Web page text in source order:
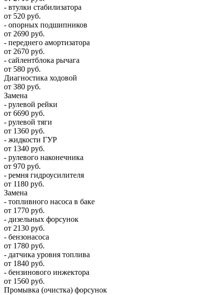
- втулки стабилизатора
от 520 руб.
- опорных подшипников
от 2690 руб.
- переднего амортизатора
от 2670 руб.
- сайлентблока рычага
от 580 руб.
Диагностика ходовой
от 380 руб.
Замена
- рулевой рейки
от 6690 руб.
- рулевой тяги
от 1360 руб.
- жидкости ГУР
от 1340 руб.
- рулевого наконечника
от 970 руб.
- ремня гидроусилителя
от 1180 руб.
Замена
- топливного насоса в баке
от 1770 руб.
- дизельных форсунок
от 2130 руб.
- бензонасоса
от 1780 руб.
- датчика уровня топлива
от 1840 руб.
- бензинового инжектора
от 1560 руб.
Промывка (очистка) форсунок